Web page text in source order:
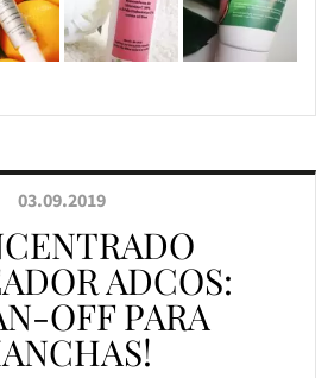
03.09.2019
ADCOS:
OFF PARA